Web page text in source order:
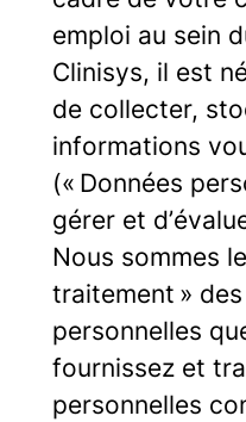
emploi au sein
Clinisys, il est
de collecter,
informations
(« Données
gérer et
Nous sommes
traitement »
personnelles
fournissez et
personnelles